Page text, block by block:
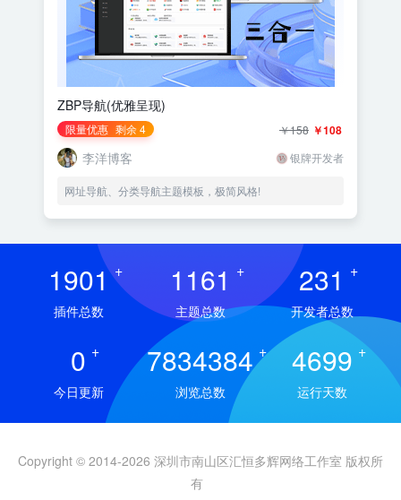
ZBP导航(优雅呈现)
限量优惠 剩余 4 ￥108
￥158
李洋博客 银牌开发者
网址导航、分类导航主题模板，极简风格!
1901 +
插件总数
1161 +
主题总数
231 +
开发者总数
0 +
今日更新
7834384 +
浏览总数
4699 +
运行天数
Copyright © 2014-2026 深圳市南山区汇恒多辉网络工作室 版权所
有